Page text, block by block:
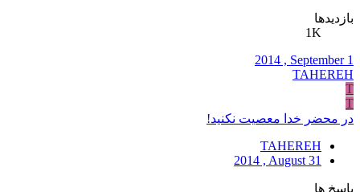
بازدیدها
1K
2014 , September 1
TAHEREH
T
T
در محضر خدا معصیت نکنید!
TAHEREH
2014 , August 31
پاسخ ها